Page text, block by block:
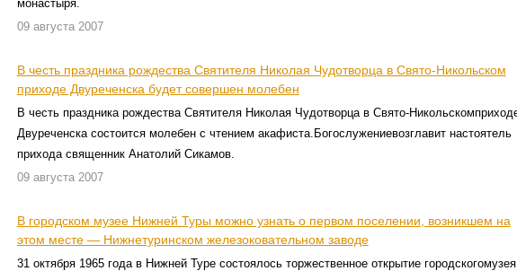
монастыря.
09 августа 2007
В честь праздника рождества Святителя Николая Чудотворца в Свято-Никольском
приходе Двуреченска будет совершен молебен
В честь праздника рождества Святителя Николая Чудотворца в Свято-
Двуреченска состоится молебен с чтением акафиста.Богослужениевозглавит настоятель
прихода священник Анатолий Сикамов.
09 августа 2007
В городском музее Нижней Туры можно узнать о первом поселении, возникшем на
этом месте — Нижнетуринском железоковательном заводе
31 октября 1965 года в Нижней Туре состоялось торжественное открытие городскогомузея,